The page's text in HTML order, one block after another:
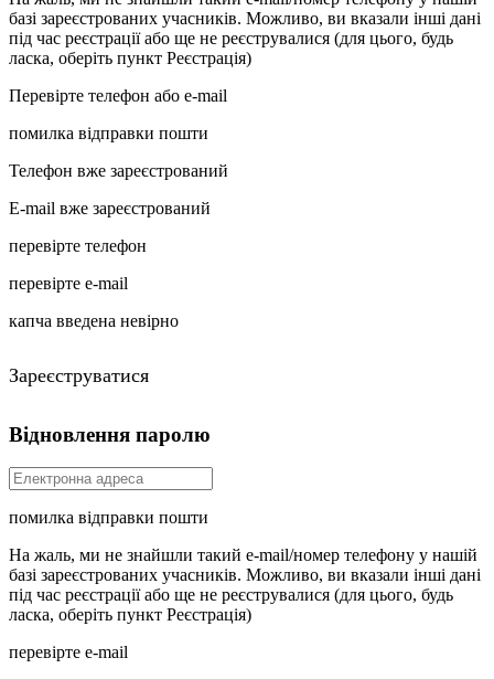
базі зареєстрованих учасників. Можливо, ви вказали інші дані
під час реєстрації або ще не реєструвалися (для цього, будь
ласка, оберіть пункт Реєстрація)
Перевірте телефон або e-mail
помилка відправки пошти
Телефон вже зареєстрований
E-mail вже зареєстрований
перевірте телефон
перевірте e-mail
капча введена невірно
Зареєструватися
Відновлення паролю
помилка відправки пошти
На жаль, ми не знайшли такий e-mail/номер телефону у нашій
базі зареєстрованих учасників. Можливо, ви вказали інші дані
під час реєстрації або ще не реєструвалися (для цього, будь
ласка, оберіть пункт Реєстрація)
перевірте e-mail